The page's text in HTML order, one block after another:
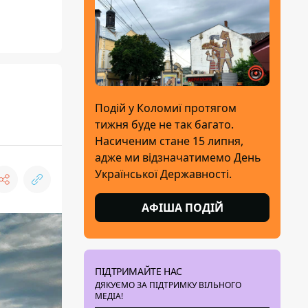
Подій у Коломиї протягом
тижня буде не так багато.
Насиченим стане 15 липня,
адже ми відзначатимемо День
Української Державності.
АФІША ПОДІЙ
ПІДТРИМАЙТЕ НАС
ДЯКУЄМО ЗА ПІДТРИМКУ ВІЛЬНОГО
МЕДІА!